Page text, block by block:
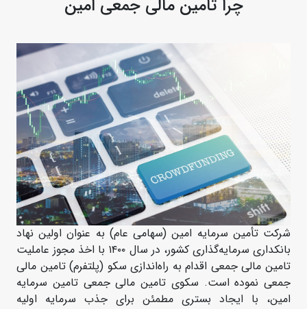
چرا تامین مالی جمعی امین
شرکت تأمین سرمایه امین (سهامی عام) به عنوان اولین نهاد
بانکداری سرمایه‌گذاری کشور، در سال ۱۴۰۰ با اخذ مجوز عاملیت
تامین مالی جمعی اقدام به راه‌اندازی سکو (پلتفرم) تامین مالی
جمعی نموده است. سکوی تامین مالی جمعی تامین سرمایه
امین، با ایجاد بستری مطمئن برای جذب سرمایه اولیه